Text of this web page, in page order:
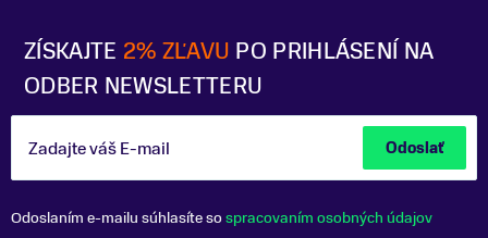
ZÍSKAJTE 2% ZĽAVU PO PRIHLÁSENÍ NA
ODBER NEWSLETTERU
Zadajte váš E-mail Odoslať
Odoslaním e-mailu súhlasíte sospracovaním osobných údajov